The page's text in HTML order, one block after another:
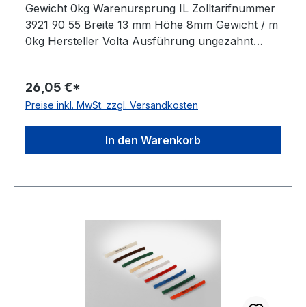
Gewicht 0kg Warenursprung IL Zolltarifnummer
3921 90 55 Breite 13 mm Höhe 8mm Gewicht / m
0kg Hersteller Volta Ausführung ungezahnt
Zugstrang Polyester Shorehärte 95° Shore A
26,05 €*
Preise inkl. MwSt. zzgl. Versandkosten
In den Warenkorb